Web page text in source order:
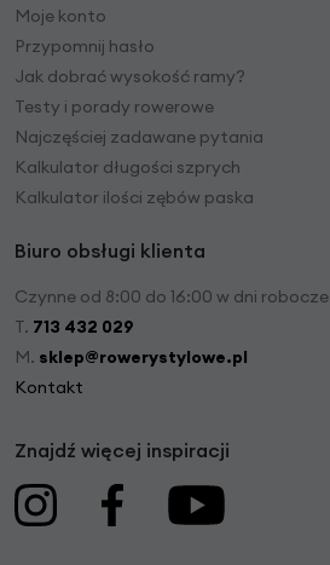
Moje konto
Przypomnij hasło
Jak dobrać wysokość ramy?
Testy i porady rowerowe
Najczęściej zadawane pytania
Kalkulator długości szprych
Kalkulator ilości zębów paska
Biuro obsługi klienta
Czynne od 8:00 do 16:00 w dni robocze
T. 713 432 029
M. sklep@rowerystylowe.pl
Kontakt
Znajdź więcej inspiracji